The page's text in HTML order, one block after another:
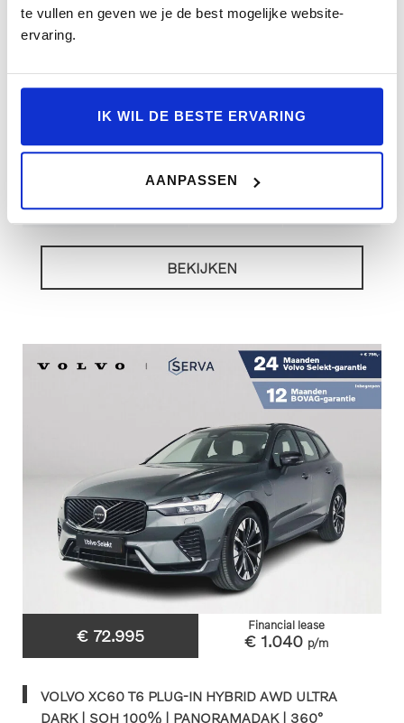
te vullen en geven we je de best mogelijke website-
ervaring.
IK WIL DE BESTE ERVARING
AANPASSEN
CAMERA | BOWERS & WILKINS | LUCHTVERING |
HEAD-UP DISPLAY |
6.879km 2026 Automaat KKT-44-N
BEKIJKEN
€ 72.995
Financial lease
€ 1.040 p/m
VOLVO XC60 T6 PLUG-IN HYBRID AWD ULTRA
DARK | SOH 100% | PANORAMADAK | 360°